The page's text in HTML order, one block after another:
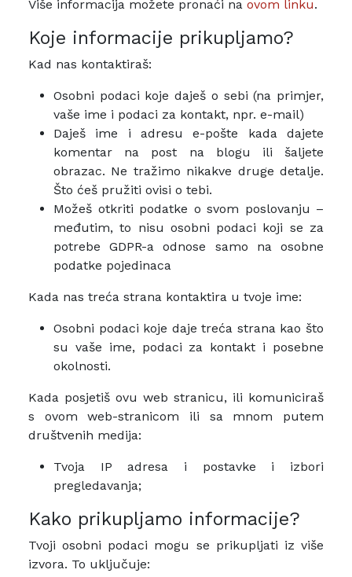
Više informacija možete pronaći na ovom linku.
Koje informacije prikupljamo?
Kad nas kontaktiraš:
Osobni podaci koje daješ o sebi (na primjer,
vaše ime i podaci za kontakt, npr. e-mail)
Daješ ime i adresu e-pošte kada dajete
komentar na post na blogu ili šaljete
obrazac. Ne tražimo nikakve druge detalje.
Što ćeš pružiti ovisi o tebi.
Možeš otkriti podatke o svom poslovanju –
međutim, to nisu osobni podaci koji se za
potrebe GDPR-a odnose samo na osobne
podatke pojedinaca
Kada nas treća strana kontaktira u tvoje ime:
Osobni podaci koje daje treća strana kao što
su vaše ime, podaci za kontakt i posebne
okolnosti.
Kada posjetiš ovu web stranicu, ili komuniciraš
s ovom web-stranicom ili sa mnom putem
društvenih medija:
Tvoja IP adresa i postavke i izbori
pregledavanja;
Kako prikupljamo informacije?
Tvoji osobni podaci mogu se prikupljati iz više
izvora. To uključuje: